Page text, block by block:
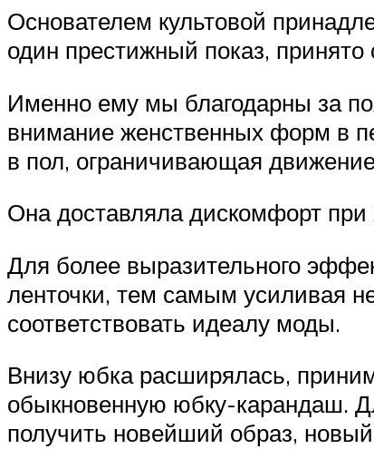
Основателем культовой
один престижный показ,
Именно ему мы благодарны за
внимание женственных форм в
в пол, ограничивающая
Она доставляла дискомфорт
Для более выразительного
ленточки, тем самым усиливая
соответствовать идеалу моды.
Внизу юбка расширялась,
обыкновенную юбку-карандаш.
получить новейший образ,